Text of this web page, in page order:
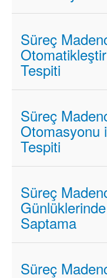
Süreç
Tespiti
Süreç
Otomasyonu
Tespiti
Süreç
Saptama
Süreç